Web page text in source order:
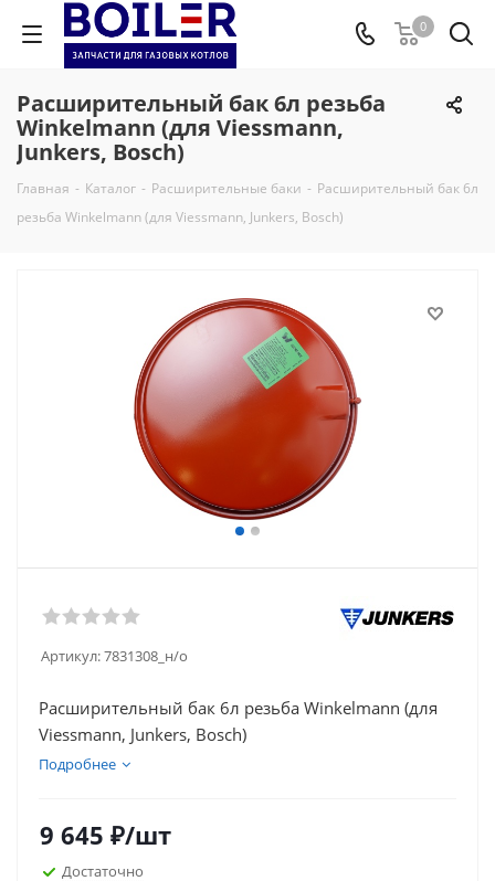
0
Расширительный бак 6л резьба
Winkelmann (для Viessmann,
Junkers, Bosch)
Главная - Каталог - Расширительные баки - Расширительный бак 6л
резьба Winkelmann (для Viessmann, Junkers, Bosch)
Артикул:7831308_н/о
Расширительный бак 6л резьба Winkelmann (для
Viessmann, Junkers, Bosch)
Подробнее
9 645 ₽/шт
Достаточно